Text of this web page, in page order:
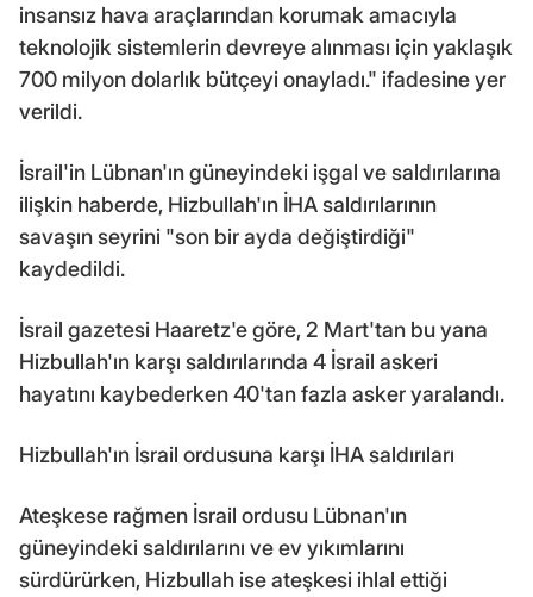
insansız hava araçlarından korumak amacıyla
teknolojik sistemlerin devreye alınması için yaklaşık
700 milyon dolarlık bütçeyi onayladı." ifadesine yer
verildi.
İsrail'in Lübnan'ın güneyindeki işgal ve saldırılarına
ilişkin haberde, Hizbullah'ın İHA saldırılarının
savaşın seyrini "son bir ayda değiştirdiği"
kaydedildi.
İsrail gazetesi Haaretz'e göre, 2 Mart'tan bu yana
Hizbullah'ın karşı saldırılarında 4 İsrail askeri
hayatını kaybederken 40'tan fazla asker yaralandı.
Hizbullah'ın İsrail ordusuna karşı İHA saldırıları
Ateşkese rağmen İsrail ordusu Lübnan'ın
güneyindeki saldırılarını ve ev yıkımlarını
sürdürürken, Hizbullah ise ateşkesi ihlal ettiği